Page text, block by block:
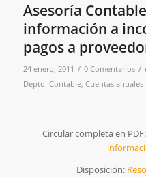
Asesoría
información a
pagos a
24 enero, 2011 / 0 Comentarios /
Depto. Contable, Cuentas anuales
Circular completa en
Disposición: